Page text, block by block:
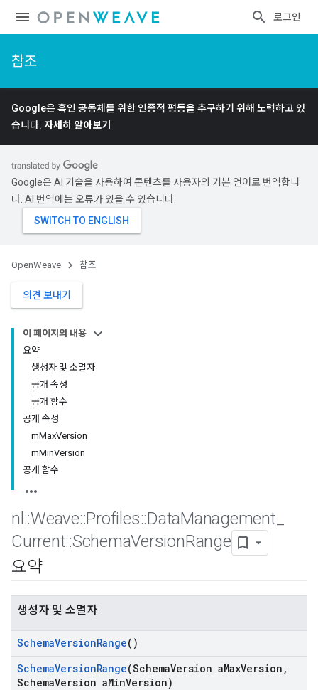
로그인
참조
Google은 흑인 공동체를 위한 인종적 평등을 추구하기 위해 노력하고 있
습니다. 자세히 알아보기
Google은 AI 기술을 사용하여 콘텐츠를 사용자의 기본 언어로 번역합니
다. AI 번역에는 오류가 있을 수 있습니다.
OpenWeave 참조
의견 보내기
이 페이지의 내용
요약
생성자 및 소멸자
공개 속성
공개 함수
공개 속성
mMaxVersion
mMinVersion
공개 함수
nl ::Weave::Profiles::DataManagement
Current::SchemaVersionRange
요약
생성자 및 소멸자
SchemaVersionRange()
SchemaVersionRange(SchemaVersion aMaxVersion ,
SchemaVersion aMinVersion)